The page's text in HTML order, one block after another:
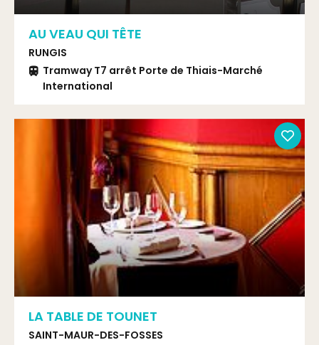
AU VEAU QUI TÊTE
RUNGIS
Tramway T7 arrêt Porte de Thiais-Marché
International
LA TABLE DE TOUNET
SAINT-MAUR-DES-FOSSES